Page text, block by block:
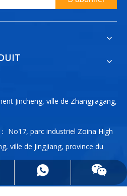
Jincheng, ville de Zhangjiagang,
No17, parc industriel Zoina High
ville de Jingjiang, province du
china.com